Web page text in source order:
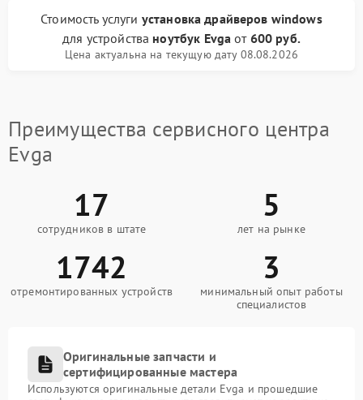
Стоимость услуги установка драйверов windows
для устройства ноутбук Evga от 600 руб.
Цена актуальна на текущую дату 08.08.2026
Преимущества сервисного центра
Evga
17
сотрудников в штате
5
лет на рынке
1742
отремонтированных устройств
3
минимальный опыт работы
специалистов
Оригинальные запчасти и
сертифицированные мастера
Используются оригинальные детали Evga и прошедшие